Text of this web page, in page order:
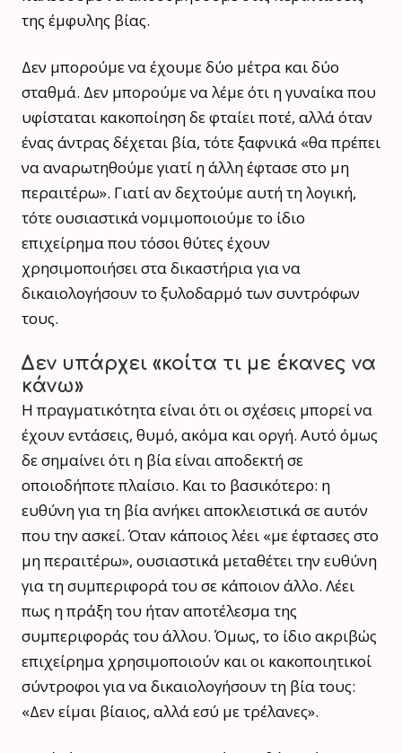
της έμφυλης βίας.
Δεν μπορούμε να έχουμε δύο μέτρα και δύο
σταθμά. Δεν μπορούμε να λέμε ότι η γυναίκα που
υφίσταται κακοποίηση δε φταίει ποτέ, αλλά όταν
ένας άντρας δέχεται βία, τότε ξαφνικά «θα πρέπει
να αναρωτηθούμε γιατί η άλλη έφτασε στο μη
περαιτέρω». Γιατί αν δεχτούμε αυτή τη λογική,
τότε ουσιαστικά νομιμοποιούμε το ίδιο
επιχείρημα που τόσοι θύτες έχουν
χρησιμοποιήσει στα δικαστήρια για να
δικαιολογήσουν το ξυλοδαρμό των συντρόφων
τους.
Δεν υπάρχει «κοίτα τι με έκανες να
κάνω»
Η πραγματικότητα είναι ότι οι σχέσεις μπορεί να
έχουν εντάσεις, θυμό, ακόμα και οργή. Αυτό όμως
δε σημαίνει ότι η βία είναι αποδεκτή σε
οποιοδήποτε πλαίσιο. Και το βασικότερο: η
ευθύνη για τη βία ανήκει αποκλειστικά σε αυτόν
που την ασκεί. Όταν κάποιος λέει «με έφτασες στο
μη περαιτέρω», ουσιαστικά μεταθέτει την ευθύνη
για τη συμπεριφορά του σε κάποιον άλλο. Λέει
πως η πράξη του ήταν αποτέλεσμα της
συμπεριφοράς του άλλου. Όμως, το ίδιο ακριβώς
επιχείρημα χρησιμοποιούν και οι κακοποιητικοί
σύντροφοι για να δικαιολογήσουν τη βία τους:
«Δεν είμαι βίαιος, αλλά εσύ με τρέλανες».